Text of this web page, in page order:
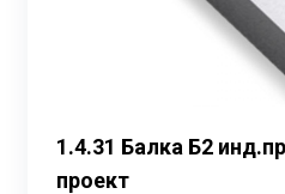
1.4.31 Балка Б2
проект